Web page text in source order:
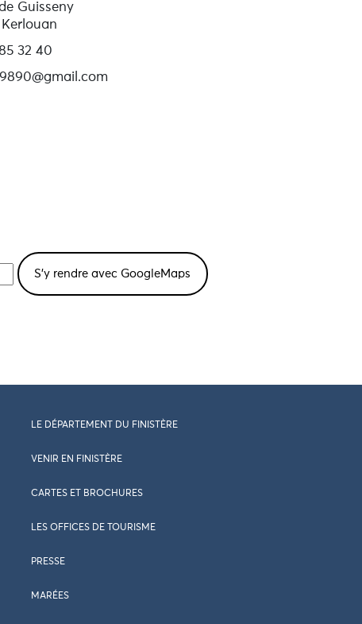
Guisseny
32 40
LE DÉPARTEMENT DU FINISTÈRE
VENIR EN FINISTÈRE
CARTES ET BROCHURES
LES OFFICES DE TOURISME
PRESSE
MARÉES